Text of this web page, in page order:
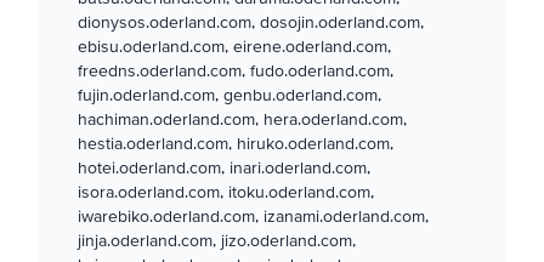
dionysos.oderland.com, dosojin.oderland.com,
ebisu.oderland.com, eirene.oderland.com,
freedns.oderland.com, fudo.oderland.com,
fujin.oderland.com, genbu.oderland.com,
hachiman.oderland.com, hera.oderland.com,
hestia.oderland.com, hiruko.oderland.com,
hotei.oderland.com, inari.oderland.com,
isora.oderland.com, itoku.oderland.com,
iwarebiko.oderland.com, izanami.oderland.com,
jinja.oderland.com, jizo.oderland.com,